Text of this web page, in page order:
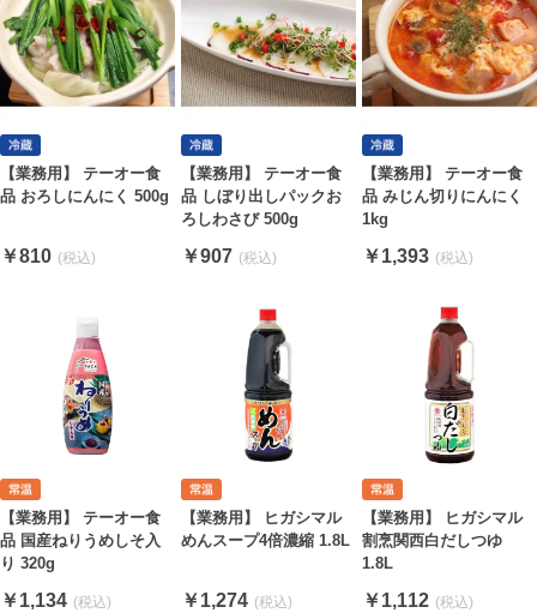
【業務用】 テーオー食
品 おろしにんにく 500g
￥810
【業務用】 テーオー食
品 しぼり出しパックお
ろしわさび 500g
￥907
【業務用】 テーオー食
品 みじん切りにんにく
1kg
￥1,393
【業務用】 テーオー食
品 国産ねりうめしそ入
り 320g
￥1,134
【業務用】 ヒガシマル
めんスープ4倍濃縮 1.8L
￥1,274
【業務用】 ヒガシマル
割烹関西白だしつゆ
1.8L
￥1,112